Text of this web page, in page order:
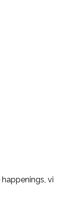
vi